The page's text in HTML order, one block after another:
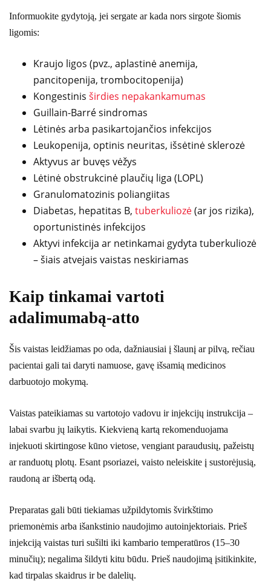
Informuokite gydytoją, jei sergate ar kada nors sirgote šiomis
ligomis:
Kraujo ligos (pvz., aplastinė anemija,
pancitopenija, trombocitopenija)
Kongestinis širdies nepakankamumas
Guillain-Barré sindromas
Lėtinės arba pasikartojančios infekcijos
Leukopenija, optinis neuritas, išsėtinė sklerozė
Aktyvus ar buvęs vėžys
Lėtinė obstrukcinė plaučių liga (LOPL)
Granulomatozinis poliangiitas
Diabetas, hepatitas B, tuberkuliozė(ar jos rizika),
oportunistinės infekcijos
Aktyvi infekcija ar netinkamai gydyta tuberkuliozė
– šiais atvejais vaistas neskiriamas
Kaip tinkamai vartoti
adalimumabą-atto
Šis vaistas leidžiamas po oda, dažniausiai į šlaunį ar pilvą, rečiau
pacientai gali tai daryti namuose, gavę išsamią medicinos
darbuotojo mokymą.
Vaistas pateikiamas su vartotojo vadovu ir injekcijų instrukcija –
labai svarbu jų laikytis. Kiekvieną kartą rekomenduojama
injekuoti skirtingose kūno vietose, vengiant paraudusių, pažeistų
ar randuotų plotų. Esant psoriazei, vaisto neleiskite į sustorėjusią,
raudoną ar išbertą odą.
Preparatas gali būti tiekiamas užpildytomis švirkštimo
priemonėmis arba išankstinio naudojimo autoinjektoriais. Prieš
injekciją vaistas turi sušilti iki kambario temperatūros (15–30
minučių); negalima šildyti kitu būdu. Prieš naudojimą įsitikinkite,
kad tirpalas skaidrus ir be dalelių.